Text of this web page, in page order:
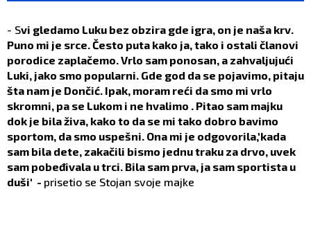
- Svi gledamo Luku bez obzira gde igra, on je naša krv.
Puno mi je srce. Često puta kako ja, tako i ostali članovi
porodice zaplačemo. Vrlo sam ponosan, a zahvaljujući
Luki, jako smo popularni. Gde god da se pojavimo, pitaju
šta nam je Dončić. Ipak, moram reći da smo mi vrlo
skromni, pa se Lukom i ne hvalimo . Pitao sam majku
dok je bila živa, kako to da se mi tako dobro bavimo
sportom, da smo uspešni. Ona mi je odgovorila,'kada
sam bila dete, zakačili bismo jednu traku za drvo, uvek
sam pobeđivala u trci. Bila sam prva, ja sam sportista u
duši' - prisetio se Stojan svoje majke